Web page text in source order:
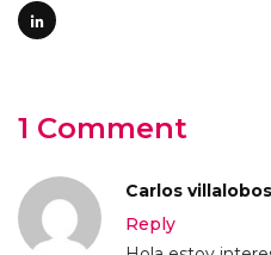
1 Comment
Carlos
Reply